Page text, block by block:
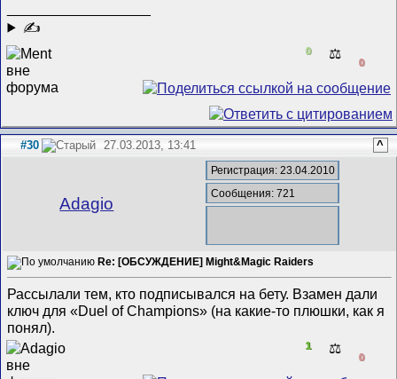
✍
0 ⚖️
0
#30 27.03.2013, 13:41 ^
Adagio
Регистрация: 23.04.2010
Сообщения: 721
Re: [ОБСУЖДЕНИЕ] Might&Magic Raiders
Рассылали тем, кто подписывался на бету. Взамен дали
ключ для «Duel of Champions» (на какие-то плюшки, как я
понял).
1 ⚖️
0